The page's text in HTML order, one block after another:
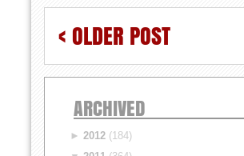
< OLDER POST
ARCHIVED
►2012 (184)